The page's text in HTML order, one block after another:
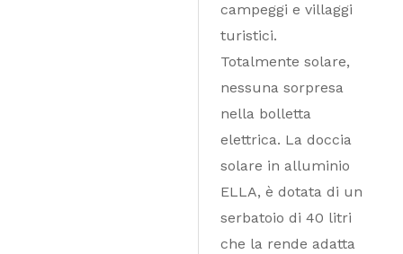
campeggi e villaggi
turistici.
Totalmente solare,
nessuna sorpresa
nella bolletta
elettrica. La doccia
solare in alluminio
ELLA, è dotata di un
serbatoio di 40 litri
che la rende adatta